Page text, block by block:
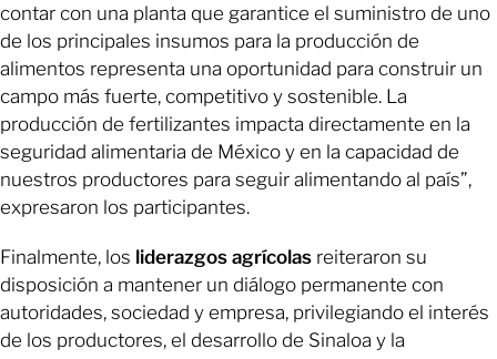
contar con una planta que garantice el suministro de uno
de los principales insumos para la producción de
alimentos representa una oportunidad para construir un
campo más fuerte, competitivo y sostenible. La
producción de fertilizantes impacta directamente en la
seguridad alimentaria de México y en la capacidad de
nuestros productores para seguir alimentando al país”,
expresaron los participantes.
Finalmente, los liderazgos agrícolas reiteraron su
disposición a mantener un diálogo permanente con
autoridades, sociedad y empresa, privilegiando el interés
de los productores, el desarrollo de Sinaloa y la